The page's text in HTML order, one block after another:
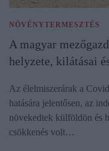
NÖVÉNYTERMESZTÉS
A magyar
helyzete, kilátásai
Az élelmiszerárak a
hatására jelentősen, az
növekedtek külföldön és
csökkenés volt…